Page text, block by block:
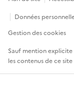
Données
Gestion des cookies
Sauf mention
les contenus de ce